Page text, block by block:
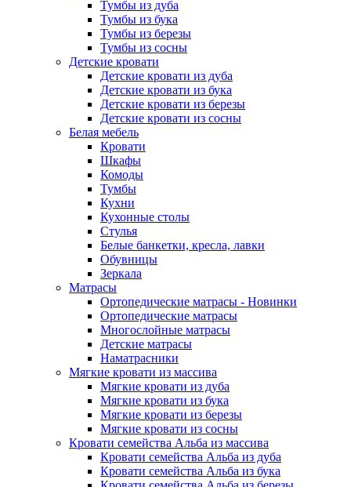
Тумбы из дуба
Тумбы из бука
Тумбы из березы
Тумбы из сосны
Детские кровати
Детские кровати из дуба
Детские кровати из бука
Детские кровати из березы
Детские кровати из сосны
Белая мебель
Кровати
Шкафы
Комоды
Тумбы
Кухни
Кухонные столы
Стулья
Белые банкетки, кресла, лавки
Обувницы
Зеркала
Матрасы
Ортопедические матрасы - Новинки
Ортопедические матрасы
Многослойные матрасы
Детские матрасы
Наматрасники
Мягкие кровати из массива
Мягкие кровати из дуба
Мягкие кровати из бука
Мягкие кровати из березы
Мягкие кровати из сосны
Кровати семейства Альба из массива
Кровати семейства Альба из дуба
Кровати семейства Альба из бука